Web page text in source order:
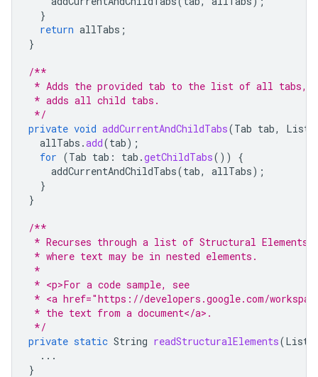
}
return allTabs ;
}
/**
* Adds the provided tab to the list of all tabs,
* adds all child tabs.
*/
private void addCurrentAndChildTabs(Tab tab,
allTabs .add(tab);
for (Tab tab : tab .getChildTabs())
{
addCurrentAndChildTabs(tab, allTabs);
}
}
/**
* Recurses through a list of Structural Elements
* where text may be in nested elements.
*
* <p>For a code sample, see
* <a href="https://developers.google.com/
* the text from a document</a>.
*/
private static String readStructuralElements(
...
}